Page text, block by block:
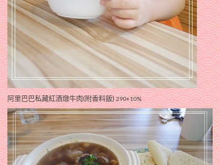
阿里巴巴私藏紅酒燉牛肉(附香料飯) 290+10%